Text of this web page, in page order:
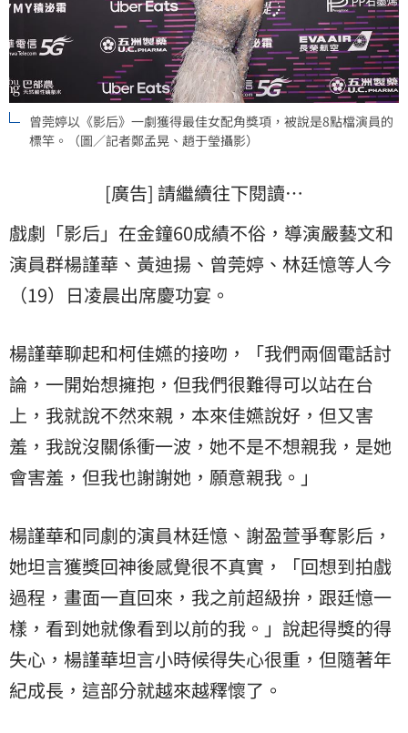
曾莞婷以《影后》一劇獲得最佳女配角獎項，被說是8點檔演員的
標竿。（圖／記者鄭孟晃、趙于瑩攝影）
[廣告] 請繼續往下閱讀…
戲劇「影后」在金鐘60成績不俗，導演嚴藝文和
演員群楊謹華、黃迪揚、曾莞婷、林廷憶等人今
（19）日凌晨出席慶功宴。
楊謹華聊起和柯佳嬿的接吻，「我們兩個電話討
論，一開始想擁抱，但我們很難得可以站在台
上，我就說不然來親，本來佳嬿說好，但又害
羞，我說沒關係衝一波，她不是不想親我，是她
會害羞，但我也謝謝她，願意親我。」
楊謹華和同劇的演員林廷憶、謝盈萱爭奪影后，
她坦言獲獎回神後感覺很不真實，「回想到拍戲
過程，畫面一直回來，我之前超級拚，跟廷憶一
樣，看到她就像看到以前的我。」說起得獎的得
失心，楊謹華坦言小時候得失心很重，但隨著年
紀成長，這部分就越來越釋懷了。